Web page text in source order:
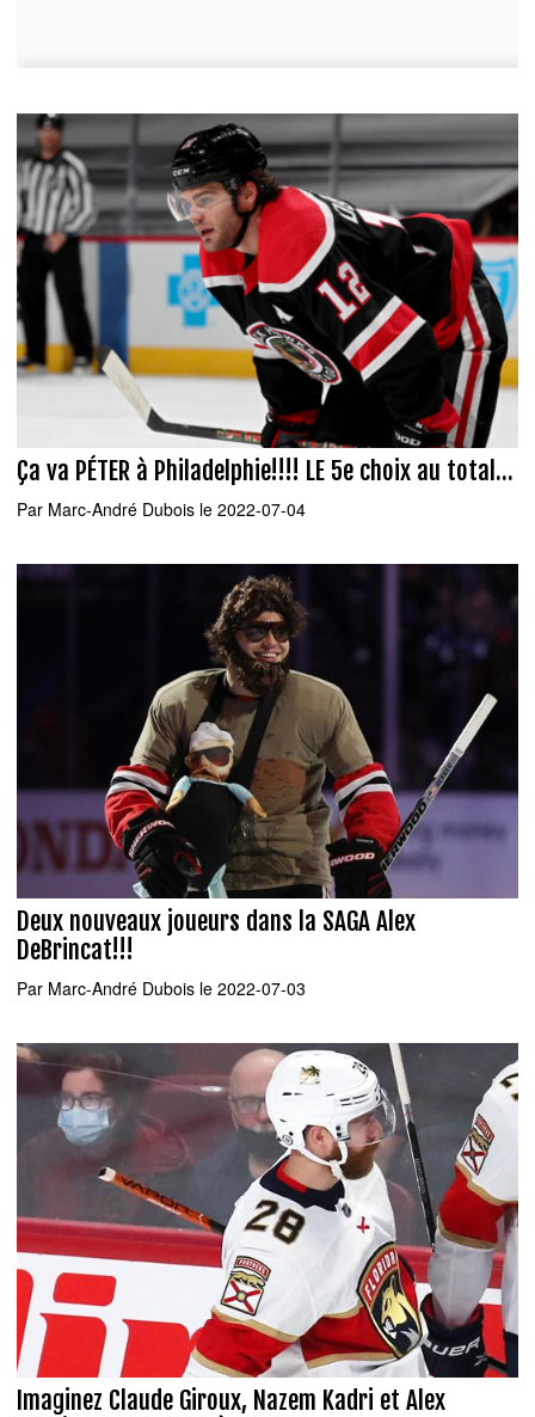
Ça va PÉTER à Philadelphie!!!! LE 5e choix au total...
Par Marc-André Dubois le 2022-07-04
Deux nouveaux joueurs dans la SAGA Alex
DeBrincat!!!
Par Marc-André Dubois le 2022-07-03
Imaginez Claude Giroux, Nazem Kadri et Alex